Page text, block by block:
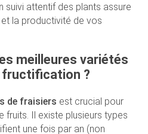
suivi attentif des plants assure
la productivité de vos
meilleures variétés
fructification ?
de fraisiers est crucial pour
fruits. Il existe plusieurs types
une fois par an (non